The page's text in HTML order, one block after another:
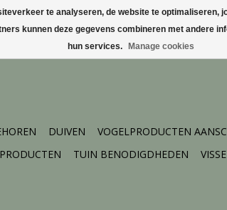
DUIVEN VOGELPRODUCTEN
TUIN BENODIGDHEDEN
te analyseren, de website te
kunnen deze gegevens combineren met andere
hun services.
Manage cookies